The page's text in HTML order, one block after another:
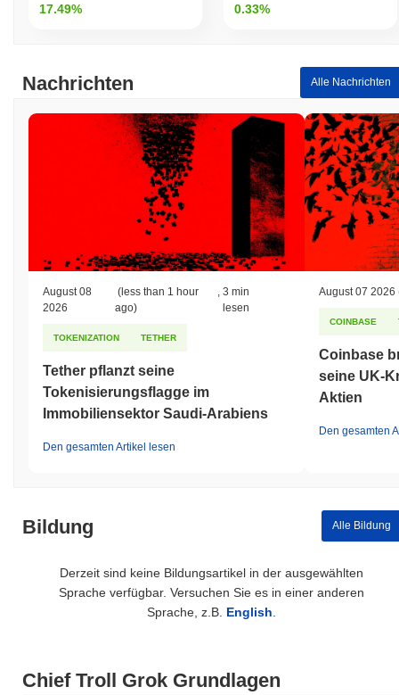
17.49% 0.33%
Nachrichten Alle Nachrichten
August 08
2026
(less than 1 hour
ago)
,3 min
lesen
TOKENIZATION TETHER
Tether pflanzt seine
Tokenisierungsflagge im
Immobiliensektor Saudi-Arabiens
Den gesamten Artikel lesen
August 07 2026
COINBASE
Coinbase
seine UK-
Aktien
Den gesamten
Bildung Alle Bildung
Derzeit sind keine Bildungsartikel in der ausgewählten
Sprache verfügbar. Versuchen Sie es in einer anderen
Sprache, z.B. English
Chief Troll Grok Grundlagen